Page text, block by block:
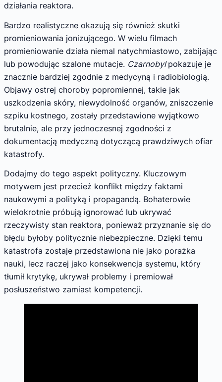
działania reaktora.
Bardzo realistyczne okazują się również skutki
promieniowania jonizującego. W wielu filmach
promieniowanie działa niemal natychmiastowo, zabijając
lub powodując szalone mutacje. Czarnobylpokazuje je
znacznie bardziej zgodnie z medycyną i radiobiologią.
Objawy ostrej choroby popromiennej, takie jak
uszkodzenia skóry, niewydolność organów, zniszczenie
szpiku kostnego, zostały przedstawione wyjątkowo
brutalnie, ale przy jednoczesnej zgodności z
dokumentacją medyczną dotyczącą prawdziwych ofiar
katastrofy.
Dodajmy do tego aspekt polityczny. Kluczowym
motywem jest przecież konflikt między faktami
naukowymi a polityką i propagandą. Bohaterowie
wielokrotnie próbują ignorować lub ukrywać
rzeczywisty stan reaktora, ponieważ przyznanie się do
błędu byłoby politycznie niebezpieczne. Dzięki temu
katastrofa zostaje przedstawiona nie jako porażka
nauki, lecz raczej jako konsekwencja systemu, który
tłumił krytykę, ukrywał problemy i premiował
posłuszeństwo zamiast kompetencji.